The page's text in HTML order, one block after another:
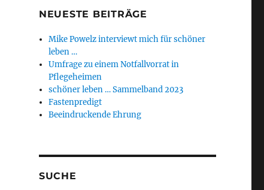
NEUESTE BEITRÄGE
Mike Powelz interviewt mich für schöner
leben …
Umfrage zu einem Notfallvorrat in
Pflegeheimen
schöner leben … Sammelband 2023
Fastenpredigt
Beeindruckende Ehrung
SUCHE